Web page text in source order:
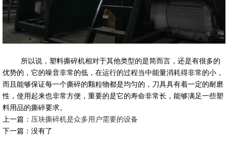
所以说，塑料撕碎机相对于其他类型的是简而言，还是有很多的
优势的，它的噪音非常的低，在运行的过程当中能量消耗得非常的小，
而且能够保证每一个撕碎的颗粒物都是均匀的，刀具具有着一定的耐磨
性，使用起来也非常方便，重要的是它的寿命非常长，能够满足一些塑
料用品的撕碎要求。
上一篇： 压块撕碎机是众多用户需要的设备
下一篇：没有了